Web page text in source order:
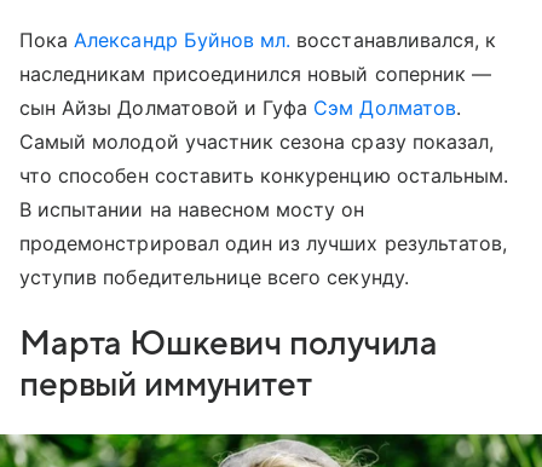
ПокаАлександр Буйнов мл. восстанавливался, к
наследникам присоединился новый соперник —
сын Айзы Долматовой и Гуфа Сэм Долматов.
Самый молодой участник сезона сразу показал,
что способен составить конкуренцию остальным.
В испытании на навесном мосту он
продемонстрировал один из лучших результатов,
уступив победительнице всего секунду.
Марта Юшкевич получила
первый иммунитет